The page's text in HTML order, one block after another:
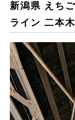
新潟県 えち
ライン 二本